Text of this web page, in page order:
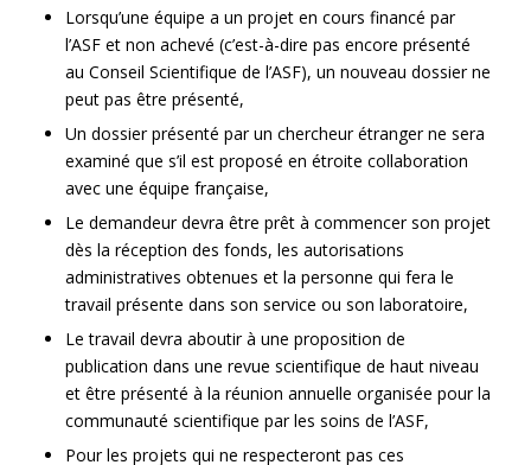
Lorsqu’une équipe a un projet en cours financé par
l’ASF et non achevé (c’est-à-dire pas encore présenté
au Conseil Scientifique de l’ASF), un nouveau dossier ne
peut pas être présenté,
Un dossier présenté par un chercheur étranger ne sera
examiné que s’il est proposé en étroite collaboration
avec une équipe française,
Le demandeur devra être prêt à commencer son projet
dès la réception des fonds, les autorisations
administratives obtenues et la personne qui fera le
travail présente dans son service ou son laboratoire,
Le travail devra aboutir à une proposition de
publication dans une revue scientifique de haut niveau
et être présenté à la réunion annuelle organisée pour la
communauté scientifique par les soins de l’ASF,
Pour les projets qui ne respecteront pas ces